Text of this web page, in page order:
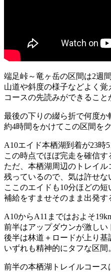
端足峠～竜ヶ岳の区間は2週
山道や斜度の様子などよく覚
コースの先読みができること
最後の下りの綴ら折で何度か
約4時間をかけてこの区間を
A10エイド本栖湖到着が23時
この時点でほぼ完走を確信す
ただ、本栖湖周辺のトレイル
残っているので、気は許せな
ここのエイドも10分ほどの短
補給をすませそのまま出発す
A10からA11まではおよそ
前半はアップダウンが激しい
後半は林道＋ロードが上り基
いずれも精神的にタフな区間
前半の本栖湖トレイルコース